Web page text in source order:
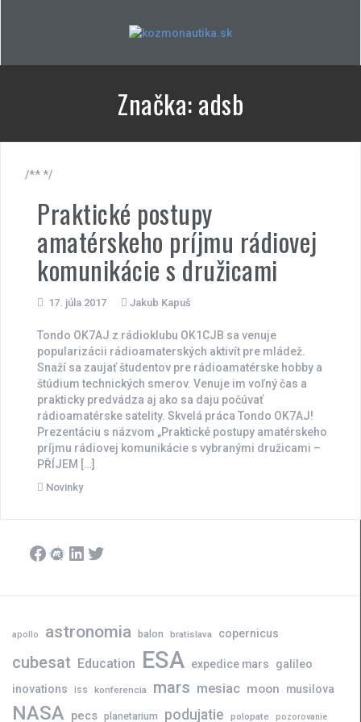
Značka:adsb
/** */
Praktické postupy
amatérskeho príjmu rádiovej
komunikácie s družicami
17. júla 2017 Jakub Kapuš
Tondo OK7AJ z rádioklubu OK1CJB sa venuje
popularizácii rádioamaterských aktivít pre mládež.
Snaží sa zaujať študentov pre rádioamatérske hobby a
štúdium technických smerov. Venuje im voľný čas a
prakticky predvádza aj ako sa daju počúvať
rádioamatérske satelity. Skvelá práca Tondo OK7AJ!
Prezentáciu s názvom „Praktické postupy amatérskeho
príjmu rádiovej komunikácie s vybranými družicami –
PŘÍJEM […]
Novinky
Facebook
Meetup
LinkedIn
Twitter
apollo astronomia balon bratislava copernicus
cubesat Education ESA expedice mars
galileo
inovations iss konferencia mars mesiac moon musilova
NASA pecs planetarium podujatie polopate pozorovanie